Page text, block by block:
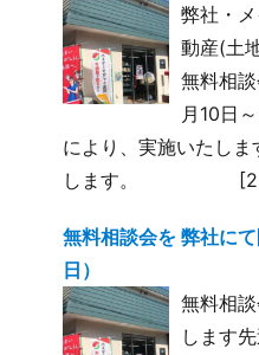
弊社・
動産(土
無料相
月10日
により、実施いたし
します。
無料相談会を 弊社に
日）
無料相
します